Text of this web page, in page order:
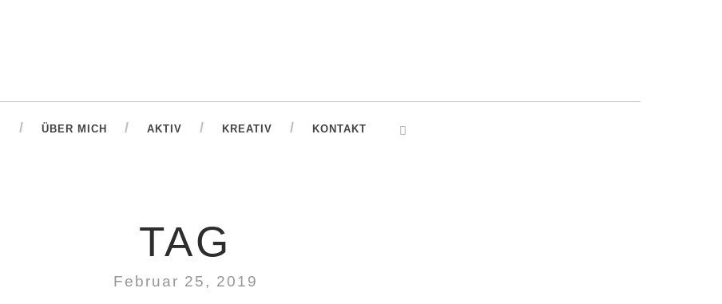
ÜBER MICH AKTIV KREATIV KONTAKT
TAG
Februar 25, 2019